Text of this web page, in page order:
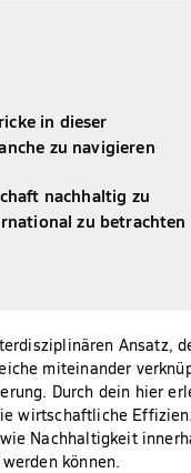
in dieser
zu navigieren
nachhaltig zu
zu betrachten
Ansatz,
miteinander
Durch dein hier
wirtschaftliche
Nachhaltigkeit
können.